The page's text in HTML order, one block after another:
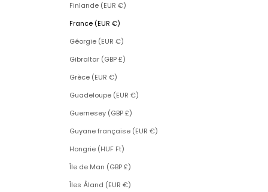
Finlande (EUR €)
France (EUR €)
Géorgie (EUR €)
Gibraltar (GBP £)
Grèce (EUR €)
Guadeloupe (EUR €)
Guernesey (GBP £)
Guyane française (EUR €)
Hongrie (HUF Ft)
Île de Man (GBP £)
Îles Åland (EUR €)